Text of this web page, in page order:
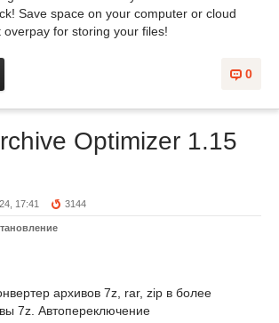
Save space on your computer or cloud
overpay for storing your files!
0
Optimizer 1.15
17:41 3144
архивов 7z, rar, zip в более
7z. Автопереключение